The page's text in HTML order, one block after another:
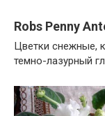
Robs Penny
Цветки снежные,
темно-лазурный